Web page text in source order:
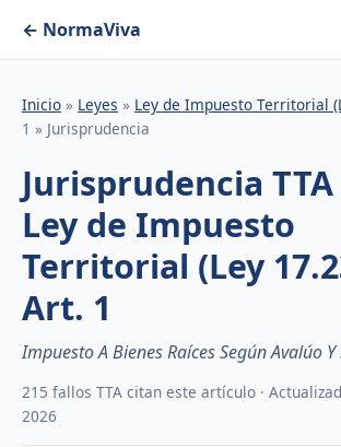
← NormaViva
Inicio » Leyes » Ley de Impuesto Territorial
1 » Jurisprudencia
Jurisprudencia
Ley de Impuesto
Territorial (Ley
Art. 1
Impuesto A Bienes Raíces Según Avalúo
215 fallos TTA citan este artículo ·
2026